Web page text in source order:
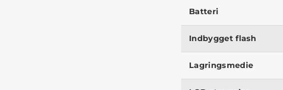
Batteri
Indbygget flash
Lagringsmedie